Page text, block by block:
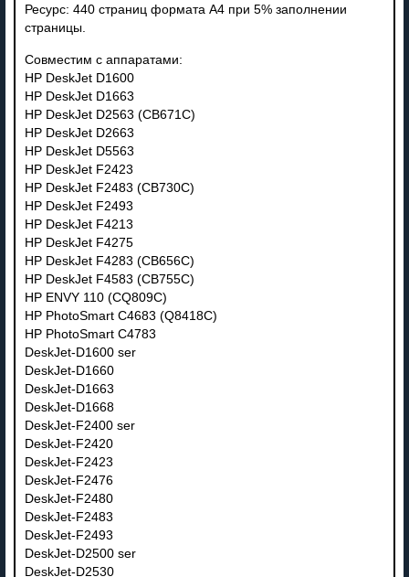
Ресурс: 440 страниц формата А4 при 5% заполнении
страницы.
Совместим с аппаратами:
HP DeskJet D1600
HP DeskJet D1663
HP DeskJet D2563 (CB671C)
HP DeskJet D2663
HP DeskJet D5563
HP DeskJet F2423
HP DeskJet F2483 (CB730C)
HP DeskJet F2493
HP DeskJet F4213
HP DeskJet F4275
HP DeskJet F4283 (CB656C)
HP DeskJet F4583 (CB755C)
HP ENVY 110 (CQ809C)
HP PhotoSmart C4683 (Q8418C)
HP PhotoSmart C4783
DeskJet-D1600 ser
DeskJet-D1660
DeskJet-D1663
DeskJet-D1668
DeskJet-F2400 ser
DeskJet-F2420
DeskJet-F2423
DeskJet-F2476
DeskJet-F2480
DeskJet-F2483
DeskJet-F2493
DeskJet-D2500 ser
DeskJet-D2530